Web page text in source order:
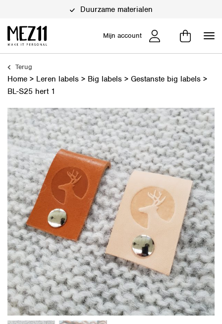
Duurzame materialen
Mijn account
Terug
Home > Leren labels > Big labels > Gestanste big labels >
BL-S25 hert 1